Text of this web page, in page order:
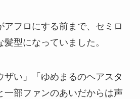
アフロにする前まで、セミロ
型になっていました。
ザい」「ゆめまるのヘアスタ
一部ファンのあいだからは声